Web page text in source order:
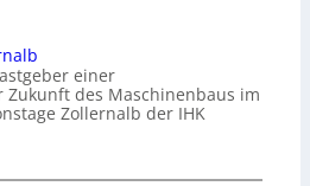
einer
Zukunft des Maschinenbaus im
Zollernalb der IHK